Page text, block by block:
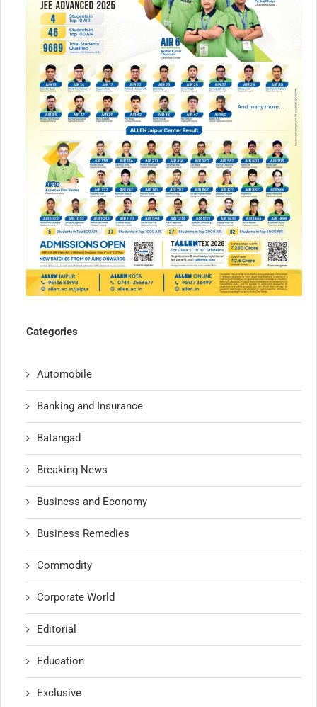
Categories
Automobile
Banking and Insurance
Batangad
Breaking News
Business and Economy
Business Remedies
Commodity
Corporate World
Editorial
Education
Exclusive